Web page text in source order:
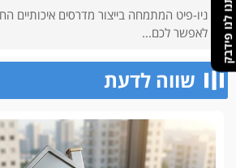
תנו לנו פידבק
ניו-פיט המתמחה בייצור מדרסים
לאפשר לכם...
שווה לדעת